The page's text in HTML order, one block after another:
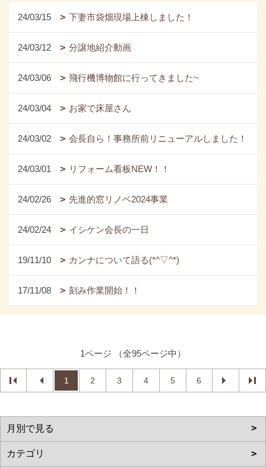
24/03/15 下妻市袋畑現場上棟しました！
24/03/12 分譲地紹介動画
24/03/06 飛行機博物館に行ってきました~
24/03/04 お家で床屋さん
24/03/02 会長自ら！事務所前リニューアルしました！
24/03/01 リフォーム看板NEW！！
24/02/26 先進的窓リノベ2024事業
24/02/24 イシケン会長の一日
19/11/10 カンナについて語る(*^▽^*)
17/11/08 刻み作業開始！！
1ページ （全95ページ中）
1 2 3 4 5 6